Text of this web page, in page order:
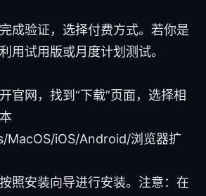
成验证，选择付费方式。若你是
用试用版或月度计划测试。
官网，找到“下载”页面，选择相
MacOS/iOS/Android/浏览器扩
照安装向导进行安装。注意：在